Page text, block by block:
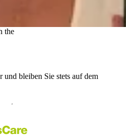
the
und bleiben Sie stets auf dem